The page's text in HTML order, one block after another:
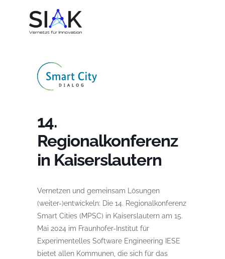
14.
Regionalkonferenz
in Kaiserslautern
Vernetzen und gemeinsam Lösungen
(weiter-)entwickeln: Die 14. Regionalkonferenz
Smart Cities (MPSC) in Kaiserslautern am 15.
Mai 2024 im Fraunhofer-Institut für
Experimentelles Software Engineering IESE
bietet allen Kommunen, die sich für das